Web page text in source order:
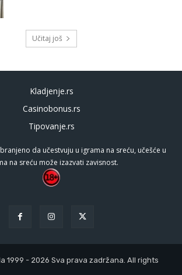
Učitaj još
Kladjenje.rs
Casinobonus.rs
Tipovanje.rs
da učestvuju u igrama na sreću, učešće u
na sreću može izazvati zavisnost.
1999 - 2026 Sva prava zadržana. All rights